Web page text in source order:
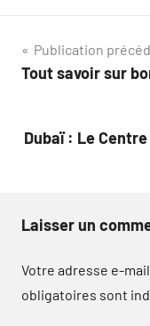
Navigation
de
Publication
Tout savoir sur
Dubaï : Le
Laisser un
Votre adresse e-
obligatoires sont